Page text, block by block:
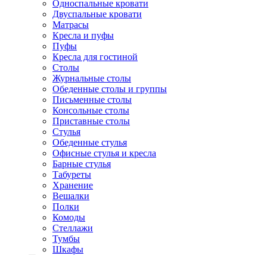
Односпальные кровати
Двуспальные кровати
Матрасы
Кресла и пуфы
Пуфы
Кресла для гостиной
Столы
Журнальные столы
Обеденные столы и группы
Письменные столы
Консольные столы
Приставные столы
Стулья
Обеденные стулья
Офисные стулья и кресла
Барные стулья
Табуреты
Хранение
Вешалки
Полки
Комоды
Стеллажи
Тумбы
Шкафы